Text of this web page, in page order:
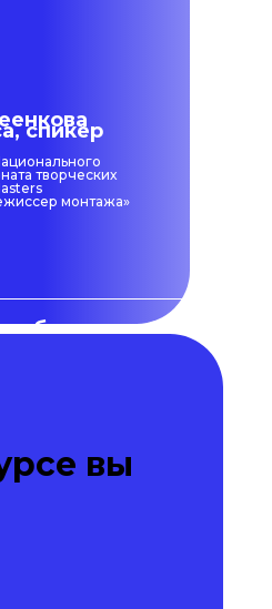
спикер
творческих
монтажа»
вы